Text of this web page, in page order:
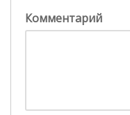
Комментарий